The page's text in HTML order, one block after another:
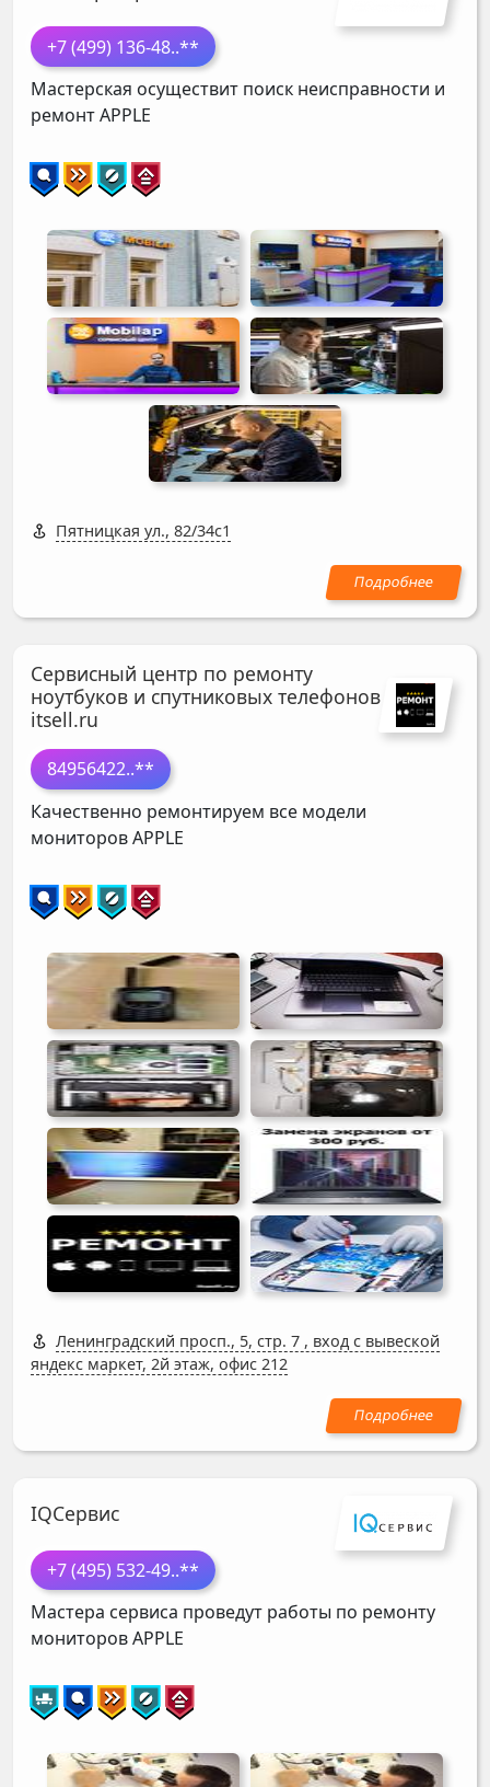
+7 (499) 136-48..**
Мастерская осуществит поиск неисправности и
ремонтAPPLE
Пятницкая ул., 82/34с1
Сервисный центр по ремонту
ноутбуков и спутниковых телефонов
itsell.ru
84956422..**
Качественно ремонтируем все модели
мониторовAPPLE
Ленинградский просп., 5, стр. 7 , вход с вывеской
яндекс маркет, 2й этаж, офис 212
IQСервис
+7 (495) 532-49..**
Мастера сервиса проведут работы по ремонту
мониторовAPPLE